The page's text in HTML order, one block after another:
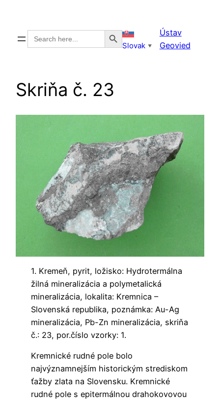
obsah Search
for:
Search Button
Slovak ▼
Ústav
Geovied
Skriňa č. 23
1. Kremeň, pyrit, ložisko: Hydrotermálna
žilná mineralizácia a polymetalická
mineralizácia, lokalita: Kremnica –
Slovenská republika, poznámka: Au-Ag
mineralizácia, Pb-Zn mineralizácia, skriňa
č.: 23, por.číslo vzorky: 1.
Kremnické rudné pole bolo
najvýznamnejším historickým strediskom
ťažby zlata na Slovensku. Kremnické
rudné pole s epitermálnou drahokovovou